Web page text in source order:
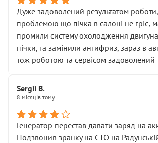
Дуже задоволений результатом
проблемою що пічка в салоні не гріє,
промили систему охолодження
пічки, та замінили антифриз, зараз в
тож роботою та сервісом задоволений
Sergii B.
8 місяців тому
Генератор перестав давати заряд на
Подзвонив зранку на СТО на